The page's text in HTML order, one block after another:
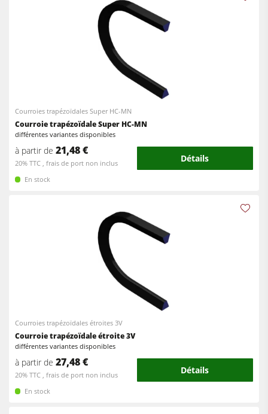
Courroies trapézoïdales Super HC-MN
Courroie trapézoïdale Super HC-MN
différentes variantes disponibles
à partir de 21,48 €
20% TTC , frais de port non inclus Détails
En stock
Courroies trapézoïdales étroites 3V
Courroie trapézoïdale étroite 3V
différentes variantes disponibles
à partir de 27,48 €
20% TTC , frais de port non inclus Détails
En stock